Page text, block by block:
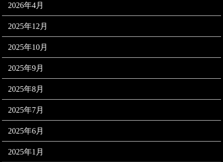
2026年4月
2025年12月
2025年10月
2025年9月
2025年8月
2025年7月
2025年6月
2025年1月